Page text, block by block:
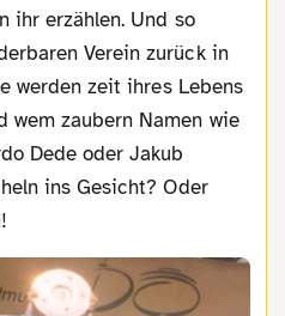
ihr erzählen. Und so
Verein zurück in
werden zeit ihres Lebens
wem zaubern Namen wie
Dede oder Jakub
ins Gesicht? Oder